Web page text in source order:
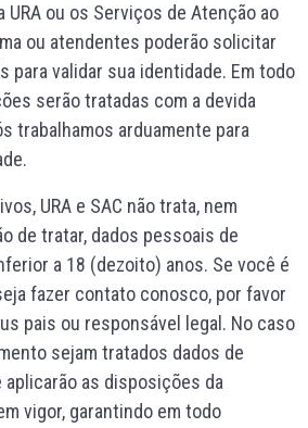
ou os Serviços de Atenção ao
ou atendentes poderão solicitar
para validar sua identidade. Em todo
serão tratadas com a devida
trabalhamos arduamente para
URA e SAC não trata, nem
de tratar, dados pessoais de
a 18 (dezoito) anos. Se você é
fazer contato conosco, por favor
pais ou responsável legal. No caso
sejam tratados dados de
aplicarão as disposições da
vigor, garantindo em todo